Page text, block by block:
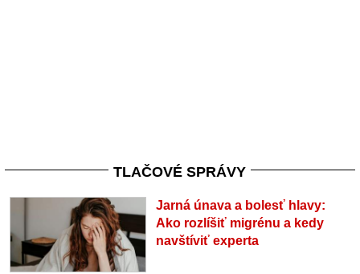
TLAČOVÉ SPRÁVY
Jarná únava a bolesť hlavy:
Ako rozlíšiť migrénu a kedy
navštíviť experta